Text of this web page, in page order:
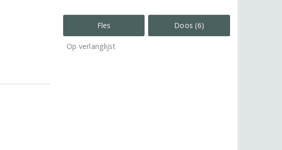
Fles Doos (6)
Op verlanglijst